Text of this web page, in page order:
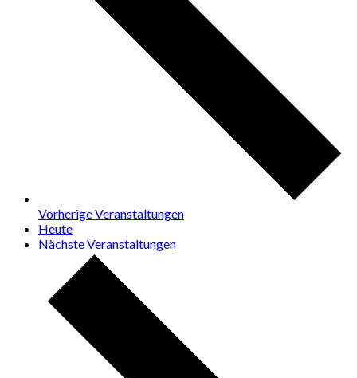
VorherigeVeranstaltungen
Heute
NächsteVeranstaltungen